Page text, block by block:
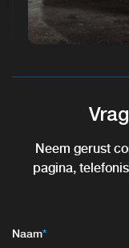
Neem gerust
pagina,
Naam*